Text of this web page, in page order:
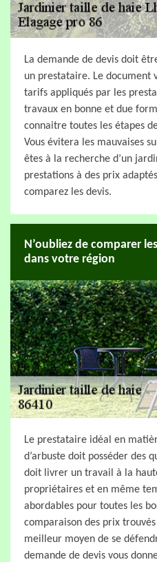
La demande de devis doit
un prestataire. Le document
tarifs appliqués par les
travaux en bonne et due
connaitre toutes les étapes
Vous évitera les mauvaises
êtes à la recherche d’un
prestations à des prix
comparez les devis.
N’oubliez de comparer
dans votre région
Le prestataire idéal en
d’arbuste doit posséder des
doit livrer un travail à la
propriétaires et en même
abordables pour toutes les
comparaison des prix
meilleur moyen de se
demande de devis vous